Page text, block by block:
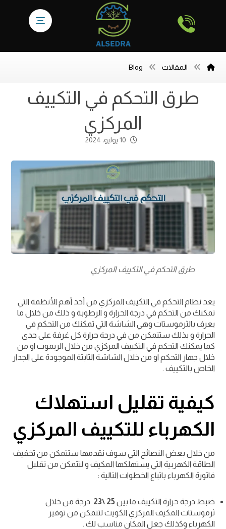
المقالات Blog
طرق التحكم في التكييف
المركزي
10 يوليو، 2024
طرق التحكم في التكييف المركزي
يعد نظام التحكم في التكييف المركزي من أحد أهم الأنظمة التي
تمكنك من التحكم في درجة الحرارة و الرطوبة و ذلك من خلال ما
يعرف بالثرموستات وهي الشاشة التي تمكنك من التحكم في
الحرارة و بذلك ستتمكن من في درجة حرارة كل غرفة على حدى
كما يمكنك التحكم في التكييف المركزي من خلال الريموت او من
خلال جهاز التحكم او من خلال الشاشة الثابتة الموجودة على الجدار
الخاص بالتكييف .
كيفية تقليل استهلاك
الكهرباء للتكييف المركزي
من خلال بعض النصائح التي سوف نقدمها ستتمكن من تخفيف
الطاقة الكهربية التي يستهلكها المكيف و لتتمكن من تقليل
فاتورة الكهرباء باتباع الخطوات التالية :
ضبط درجة حرارة التكييف ما بين25 \23
درجة من خلال
ثرموستات المكيف المركزي الكويت لتتمكن من توفير
الكهرباء وكذلك جعل المكان مناسب لك .